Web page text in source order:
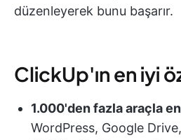
düzenleyerek bunu başarır.
ClickUp'ın en iyi
1.000'den fazla araçla
WordPress, Google